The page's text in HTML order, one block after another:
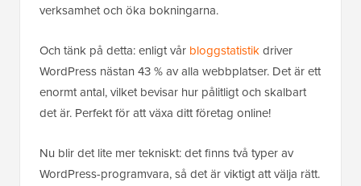
verksamhet och öka bokningarna.
Och tänk på detta: enligt vår bloggstatistikdriver
WordPress nästan 43 % av alla webbplatser. Det är ett
enormt antal, vilket bevisar hur pålitligt och skalbart
det är. Perfekt för att växa ditt företag online!
Nu blir det lite mer tekniskt: det finns två typer av
WordPress-programvara, så det är viktigt att välja rätt.